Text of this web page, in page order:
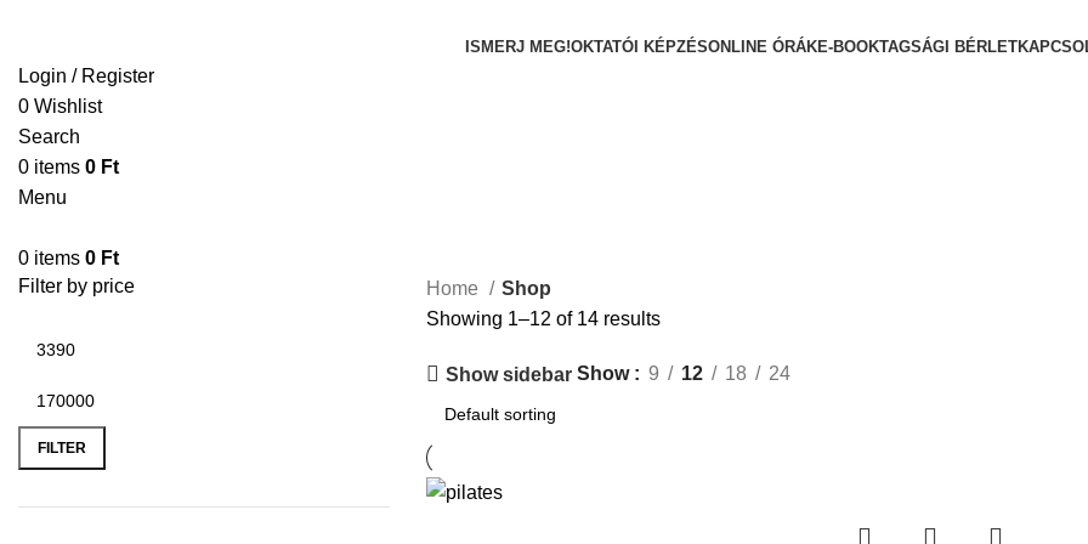
ISMERJ MEG!OKTATÓI KÉPZÉSONLINE ÓRÁKE-BOOKTAGSÁGI BÉRLET
Login / Register
0 Wishlist
Search
0 items 0 Ft
Menu
0 items 0 Ft
Filter by price
FILTER
Home
Shop
Showing 1–12 of 14 results
Show sidebar Show 9 12 18 24